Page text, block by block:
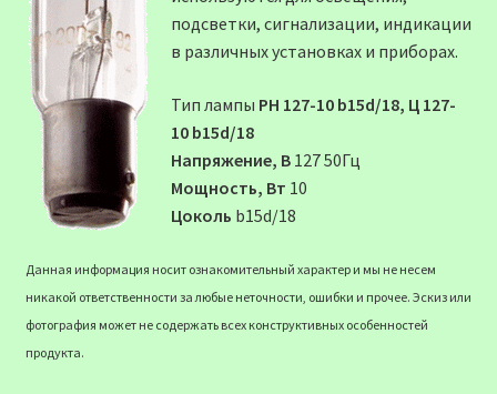
подсветки, сигнализации, индикации
в различных установках и приборах.
Тип лампы РН 127-10 b15d/18, Ц 127-
10 b15d/18
Напряжение, В127 50Гц
Мощность, Вт 10
Цоколь b15d/18
Данная информация носит ознакомительный характер и мы не несем
никакой ответственности за любые неточности, ошибки и прочее. Эскиз или
фотография может не содержать всех конструктивных особенностей
продукта.